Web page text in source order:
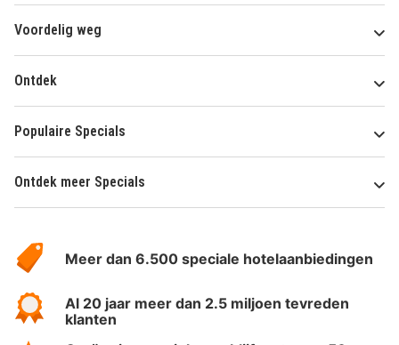
Voordelig weg
Ontdek
Populaire Specials
Ontdek meer Specials
HotelSpecials
Meer dan 6.500 speciale hotelaanbiedingen
Al 20 jaar meer dan 2.5 miljoen tevreden
klanten